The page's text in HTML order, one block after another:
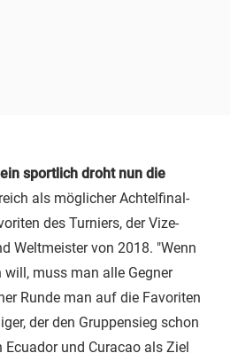
sportlich droht nun die
als möglicher Achtelfinal-
des Turniers, der Vize-
Weltmeister von 2018. "Wenn
muss man alle Gegner
Runde man auf die Favoriten
der den Gruppensieg schon
und Curacao als Ziel